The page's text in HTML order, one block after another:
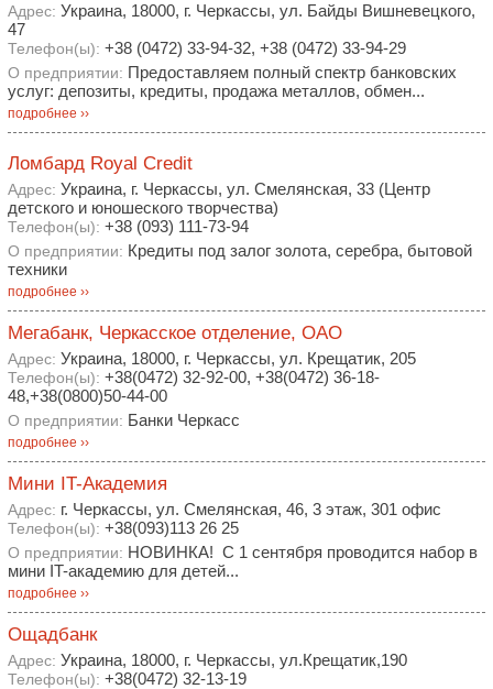
Адрес: Украина, 18000, г. Черкассы, ул. Байды Вишневецкого,
47
Телефон(ы): +38 (0472) 33-94-32, +38 (0472) 33-94-29
О предприятии: Предоставляем полный спектр банковских
услуг: депозиты, кредиты, продажа металлов, обмен...
подробнее ››
Ломбард Royal Credit
Адрес: Украина, г. Черкассы, ул. Смелянская, 33 (Центр
детского и юношеского творчества)
Телефон(ы): +38 (093) 111-73-94
О предприятии: Кредиты под залог золота, серебра, бытовой
техники
подробнее ››
Мегабанк, Черкасское отделение, ОАО
Адрес: Украина, 18000, г. Черкассы, ул. Крещатик, 205
Телефон(ы): +38(0472) 32-92-00, +38(0472) 36-18-
48,+38(0800)50-44-00
О предприятии: Банки Черкасс
подробнее ››
Мини IT-Академия
Адрес: г. Черкассы, ул. Смелянская, 46, 3 этаж, 301 офис
Телефон(ы): +38(093)113 26 25
О предприятии: НОВИНКА! С 1 сентября проводится набор в
мини IT-академию для детей...
подробнее ››
Ощадбанк
Адрес: Украина, 18000, г. Черкассы, ул.Крещатик,190
Телефон(ы): +38(0472) 32-13-19